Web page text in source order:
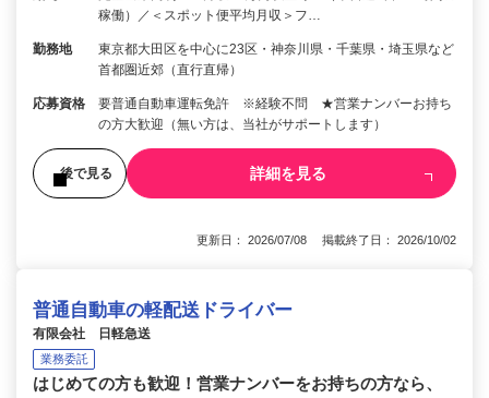
稼働）／＜スポット便平均月収＞フ…
勤務地
東京都大田区を中心に23区・神奈川県・千葉県・埼玉県など
首都圏近郊（直行直帰）
応募資格
要普通自動車運転免許 ※経験不問 ★営業ナンバーお持ち
の方大歓迎（無い方は、当社がサポートします）
後で見る 詳細を見る
更新日： 2026/07/08 掲載終了日： 2026/10/02
普通自動車の軽配送ドライバー
有限会社 日軽急送
業務委託
はじめての方も歓迎！営業ナンバーをお持ちの方なら、